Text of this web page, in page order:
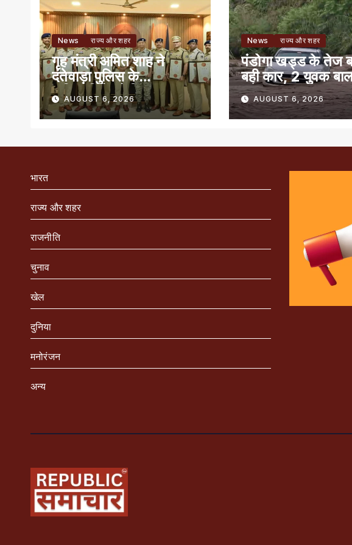
News राज्य और शहर
गृह मंत्री अमित शाह ने
दंतेवाड़ा पुलिस के
अधिकारियों को किया
सम्मानित
AUGUST 6, 2026
News राज्य और शहर
पंडोगा खड्ड के तेज
बही कार, 2 युवक
बचेAUGUST 6, 2026
भारत
राज्य और शहर
राजनीति
चुनाव
खेल
दुनिया
मनोरंजन
अन्य